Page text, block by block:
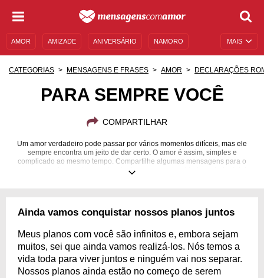
MAIS
AMOR AMIZADE ANIVERSÁRIO NAMORO
CATEGORIAS MENSAGENS E FRASES AMOR DECLARAÇÕES
PARA SEMPRE VOCÊ
COMPARTILHAR
Um amor verdadeiro pode passar por vários momentos difíceis, mas ele
sempre encontra um jeito de dar certo. O amor é assim, simples e
complicado ao mesmo tempo. Compartilhe algumas mensagens para o
seu amor e demonstre seu desejo de passar a eternidade ao lado dele!
Ainda vamos conquistar nossos planos juntos
Meus planos com você são infinitos e, embora sejam
muitos, sei que ainda vamos realizá-los. Nós temos a
vida toda para viver juntos e ninguém vai nos separar.
Nossos planos ainda estão no começo de serem